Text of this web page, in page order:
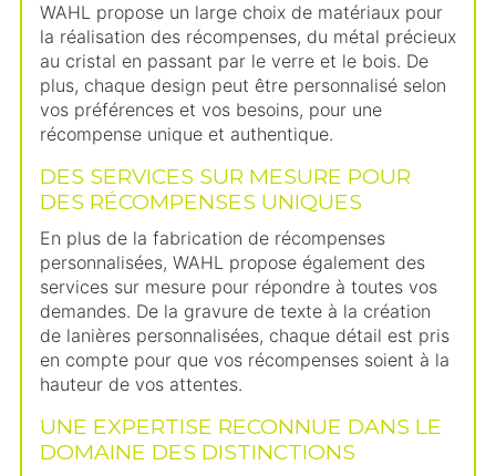
WAHL propose un large choix de matériaux pour
la réalisation des récompenses, du métal précieux
au cristal en passant par le verre et le bois. De
plus, chaque design peut être personnalisé selon
vos préférences et vos besoins, pour une
récompense unique et authentique.
DES SERVICES SUR MESURE POUR
DES RÉCOMPENSES UNIQUES
En plus de la fabrication de récompenses
personnalisées, WAHL propose également des
services sur mesure pour répondre à toutes vos
demandes. De la gravure de texte à la création
de lanières personnalisées, chaque détail est pris
en compte pour que vos récompenses soient à la
hauteur de vos attentes.
UNE EXPERTISE RECONNUE DANS LE
DOMAINE DES DISTINCTIONS